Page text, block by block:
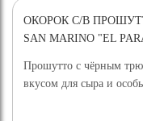
ОКОРОК С/В
SAN MARINO "EL
Прошутто с чёрным
вкусом для сыра и